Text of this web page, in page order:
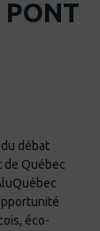
PONT
débat
de Québec
éco-